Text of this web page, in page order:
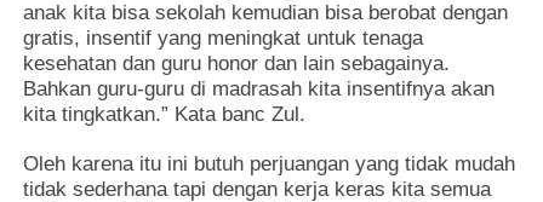
anak kita bisa sekolah kemudian bisa berobat dengan
gratis, insentif yang meningkat untuk tenaga
kesehatan dan guru honor dan lain sebagainya.
Bahkan guru-guru di madrasah kita insentifnya akan
kita tingkatkan.” Kata banc Zul.
Oleh karena itu ini butuh perjuangan yang tidak mudah
tidak sederhana tapi dengan kerja keras kita semua